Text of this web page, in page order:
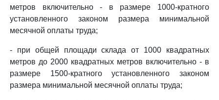
метров включительно - в размере 1000-кратного
установленного законом размера минимальной
месячной оплаты труда;
- при общей площади склада от 1000 квадратных
метров до 2000 квадратных метров включительно - в
размере 1500-кратного установленного законом
размера минимальной месячной оплаты труда;